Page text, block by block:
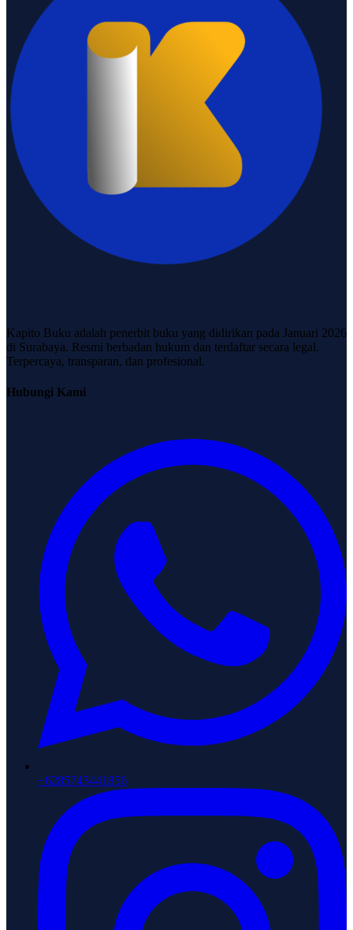
Kapito Buku adalah penerbit buku yang didirikan pada Januari 2026
di Surabaya. Resmi berbadan hukum dan terdaftar secara legal.
Terpercaya, transparan, dan profesional.
Hubungi Kami
+6285743441856